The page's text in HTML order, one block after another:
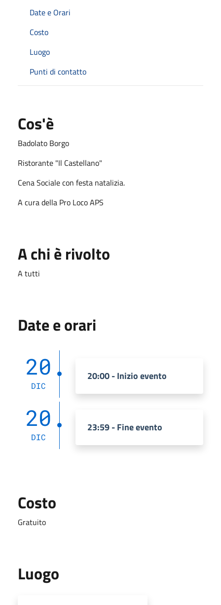
Date e Orari
Costo
Luogo
Punti di contatto
Cos'è
Badolato Borgo
Ristorante "Il Castellano"
Cena Sociale con festa natalizia.
A cura della Pro Loco APS
A chi è rivolto
A tutti
Date e orari
20
DIC
20:00 - Inizio evento
20
DIC
23:59 - Fine evento
Costo
Gratuito
Luogo